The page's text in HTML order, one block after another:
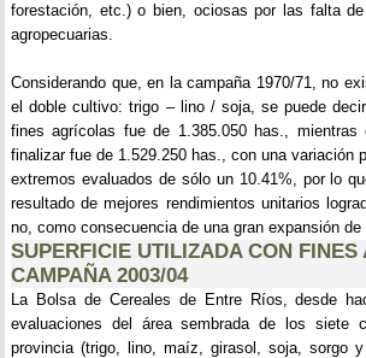
forestación, etc.) o bien, ociosas por las falta
agropecuarias.
Considerando que, en la campaña 1970/71, no
el doble cultivo: trigo – lino / soja, se puede
fines agrícolas fue de 1.385.050 has.,
finalizar fue de 1.529.250 has., con una variación
extremos evaluados de sólo un 10.41%, por lo
resultado de mejores rendimientos unitarios
no, como consecuencia de una gran expansión
SUPERFICIE UTILIZADA CON FINES
CAMPAÑA 2003/04
La Bolsa de Cereales de Entre Ríos, desde
evaluaciones del área sembrada de los siete
provincia (trigo, lino, maíz, girasol, soja, sorgo